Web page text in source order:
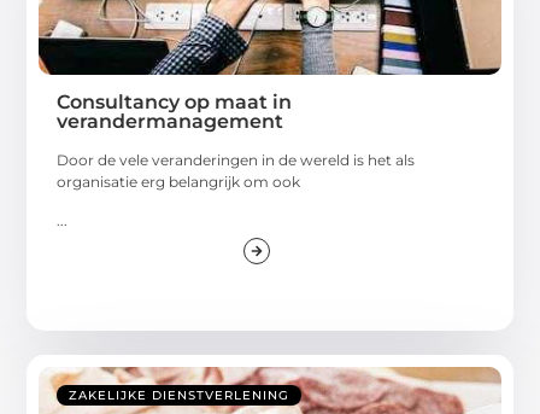
Consultancy op maat in
verandermanagement
Door de vele veranderingen in de wereld is het als
organisatie erg belangrijk om ook
...
ZAKELIJKE DIENSTVERLENING